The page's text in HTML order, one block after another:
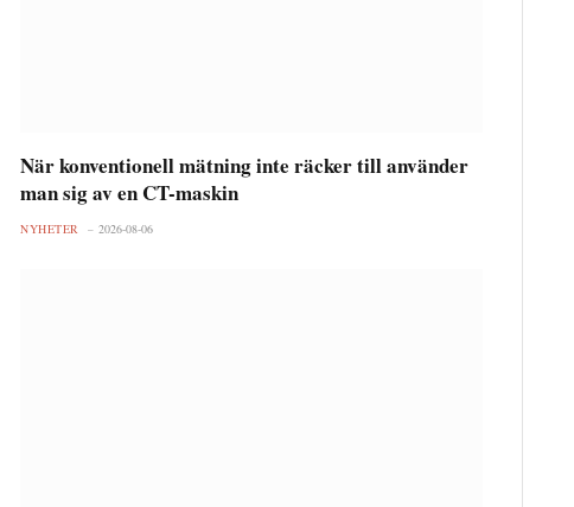
När konventionell mätning inte räcker till använder
man sig av en CT-maskin
NYHETER 2026-08-06